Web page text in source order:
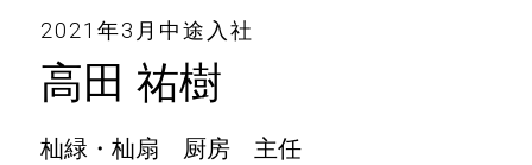
2021年3月中途入社
高田 祐樹
杣緑・杣扇 厨房 主任